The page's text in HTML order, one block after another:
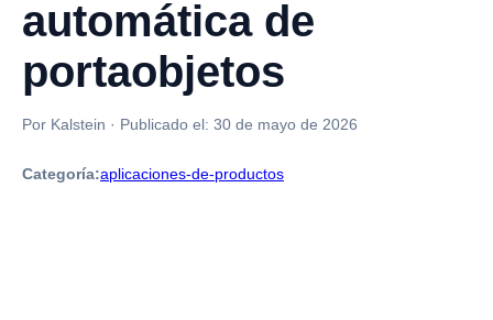
automática de
portaobjetos
Por Kalstein · Publicado el: 30 de mayo de 2026
Categoría:aplicaciones-de-productos